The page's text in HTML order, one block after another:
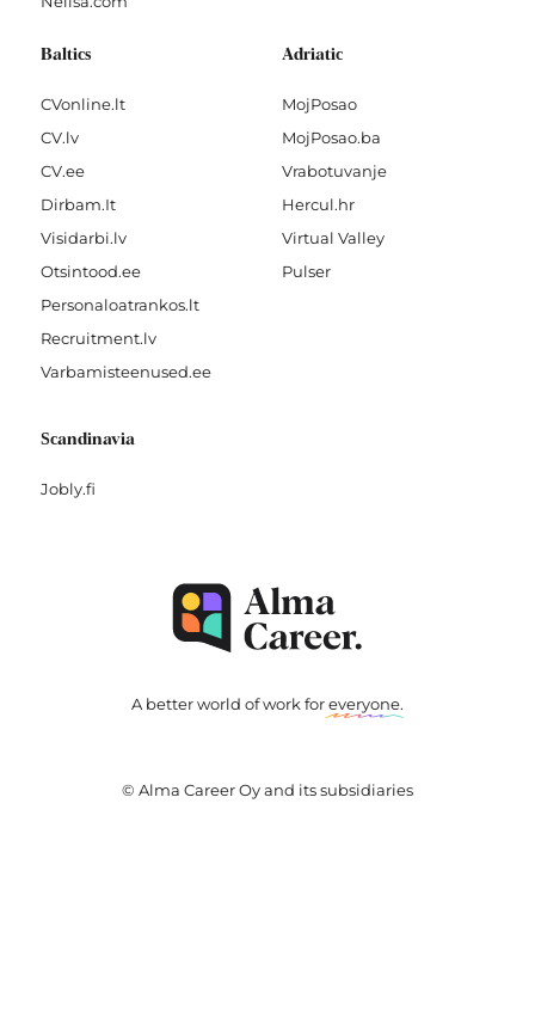
Baltics
CVonline.lt
CV.lv
CV.ee
Dirbam.It
Visidarbi.lv
Otsintood.ee
Personaloatrankos.lt
Recruitment.lv
Varbamisteenused.ee
Adriatic
MojPosao
MojPosao.ba
Vrabotuvanje
Hercul.hr
Virtual Valley
Pulser
Scandinavia
Jobly.fi
A better world of work foreveryone.
© Alma Career Oy and its subsidiaries